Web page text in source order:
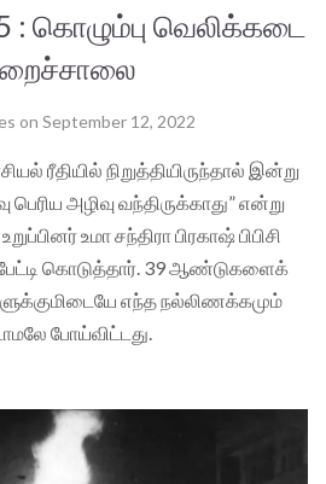
கொழும்பு வெலிக்கடை
on September 12, 2022
ரீதியில் நிறுத்தியிருந்தால் இன்று
அழிவு வந்திருக்காது” என்று
உமா சந்திரா பிரகாஷ் பிபிசி
பேட்டி கொடுத்தார். 39 ஆண்டுகளைக்
எந்த நல்லிணக்கமும்
போய்விட்டது.